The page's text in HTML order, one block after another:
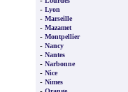
- Lyon
- Marseille
- Mazamet
- Montpellier
- Nancy
- Nantes
- Narbonne
- Nice
- Nimes